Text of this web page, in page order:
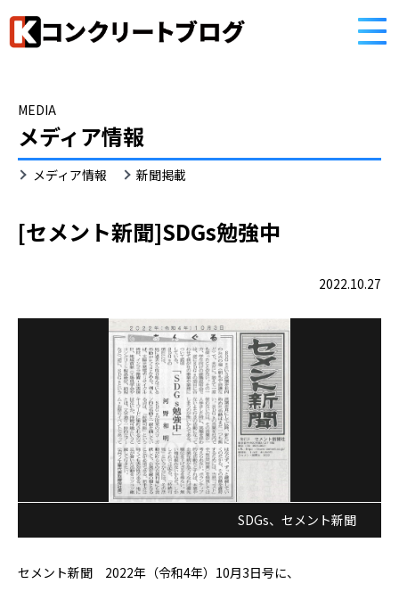
MEDIA
メディア情報
メディア情報 新聞掲載
[セメント新聞]SDGs勉強中
2022.10.27
SDGs、 セメント新聞
セメント新聞 2022年（令和4年）10月3日号に、